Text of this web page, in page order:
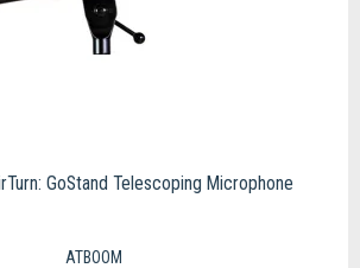
GoStand Telescoping Microphone
ATBOOM